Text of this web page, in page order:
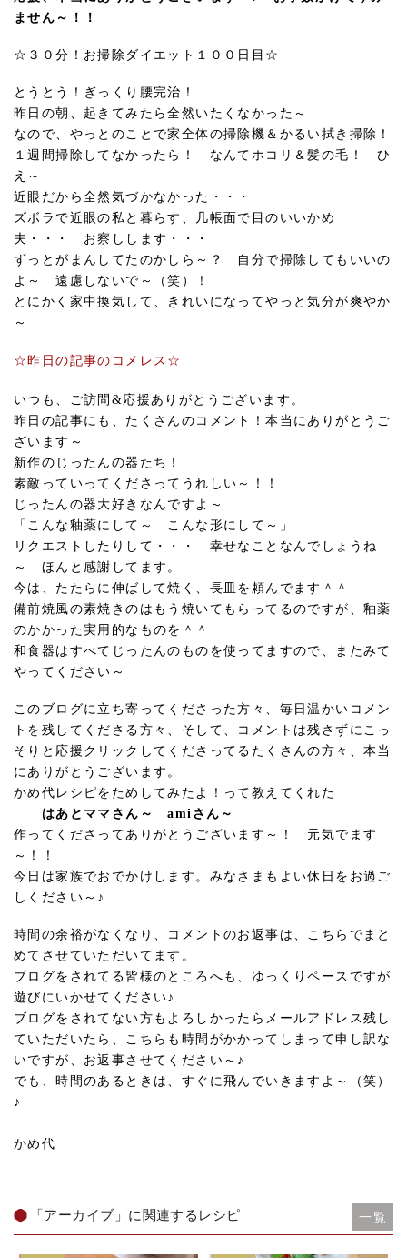
ません～！！
☆３０分！お掃除ダイエット１００日目☆
とうとう！ぎっくり腰完治！
昨日の朝、起きてみたら全然いたくなかった～
なので、やっとのことで家全体の掃除機＆かるい拭き掃除！
１週間掃除してなかったら！ なんてホコリ＆髪の毛！ ひ
え～
近眼だから全然気づかなかった・・・
ズボラで近眼の私と暮らす、几帳面で目のいいかめ
夫・・・ お察しします・・・
ずっとがまんしてたのかしら～？ 自分で掃除してもいいの
よ～ 遠慮しないで～（笑）！
とにかく家中換気して、きれいになってやっと気分が爽やか
～
☆昨日の記事のコメレス☆
いつも、ご訪問&応援ありがとうございます。
昨日の記事にも、たくさんのコメント！本当にありがとうご
ざいます～
新作のじったんの器たち！
素敵っていってくださってうれしい～！！
じったんの器大好きなんですよ～
「こんな釉薬にして～ こんな形にして～」
リクエストしたりして・・・ 幸せなことなんでしょうね
～ ほんと感謝してます。
今は、たたらに伸ばして焼く、長皿を頼んでます＾＾
備前焼風の素焼きのはもう焼いてもらってるのですが、釉薬
のかかった実用的なものを＾＾
和食器はすべてじったんのものを使ってますので、またみて
やってください～
このブログに立ち寄ってくださった方々、毎日温かいコメン
トを残してくださる方々、そして、コメントは残さずにこっ
そりと応援クリックしてくださってるたくさんの方々、本当
にありがとうございます。
かめ代レシピをためしてみたよ！って教えてくれた
はあとママさん～ amiさん～
作ってくださってありがとうございます～！ 元気でます
～！！
今日は家族でおでかけします。みなさまもよい休日をお過ご
しください～♪
時間の余裕がなくなり、コメントのお返事は、こちらでまと
めてさせていただいてます。
ブログをされてる皆様のところへも、ゆっくりペースですが
遊びにいかせてください♪
ブログをされてない方もよろしかったらメールアドレス残し
ていただいたら、こちらも時間がかかってしまって申し訳な
いですが、お返事させてください～♪
でも、時間のあるときは、すぐに飛んでいきますよ～（笑）
♪
かめ代
「アーカイブ」に関連するレシピ 一覧